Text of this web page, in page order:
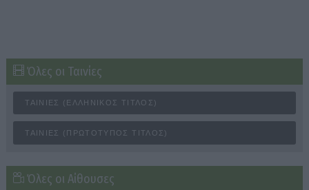
Όλες οι Ταινίες
ΤΑΙΝΊΕΣ (ΕΛΛΗΝΙΚΌΣ ΤΊΤΛΟΣ)
ΤΑΙΝΊΕΣ (ΠΡΩΤΌΤΥΠΟΣ ΤΊΤΛΟΣ)
Όλες οι Αίθουσες